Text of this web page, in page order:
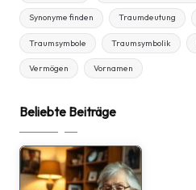
Synonyme finden Traumdeutung
Traumsymbole Traumsymbolik
Vermögen Vornamen
Beliebte Beiträge